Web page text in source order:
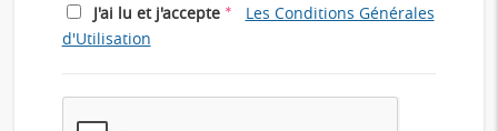
J'ai lu et j'accepte *
Les Conditions Générales
d'Utilisation